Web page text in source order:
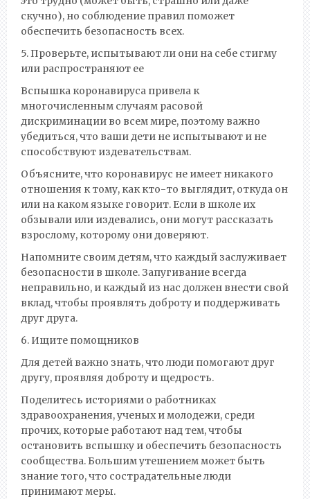
скучно), но соблюдение правил поможет
обеспечить безопасность всех.
5. Проверьте, испытывают ли они на себе стигму
или распространяют ее
Вспышка коронавируса привела к
многочисленным случаям расовой
дискриминации во всем мире, поэтому важно
убедиться, что ваши дети не испытывают и не
способствуют издевательствам.
Объясните, что коронавирус не имеет никакого
отношения к тому, как кто-то выглядит, откуда он
или на каком языке говорит. Если в школе их
обзывали или издевались, они могут рассказать
взрослому, которому они доверяют.
Напомните своим детям, что каждый заслуживает
безопасности в школе. Запугивание всегда
неправильно, и каждый из нас должен внести свой
вклад, чтобы проявлять доброту и поддерживать
друг друга.
6. Ищите помощников
Для детей важно знать, что люди помогают друг
другу, проявляя доброту и щедрость.
Поделитесь историями о работниках
здравоохранения, ученых и молодежи, среди
прочих, которые работают над тем, чтобы
остановить вспышку и обеспечить безопасность
сообщества. Большим утешением может быть
знание того, что сострадательные люди
принимают меры.